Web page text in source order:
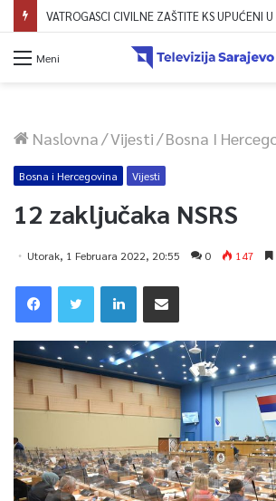
Meni
Naslovna/Vijesti/Bosna I
Bosna i Hercegovina Vijesti
12 zaključaka NSRS
Utorak, 1 Februara 2022, 20:55 0 147